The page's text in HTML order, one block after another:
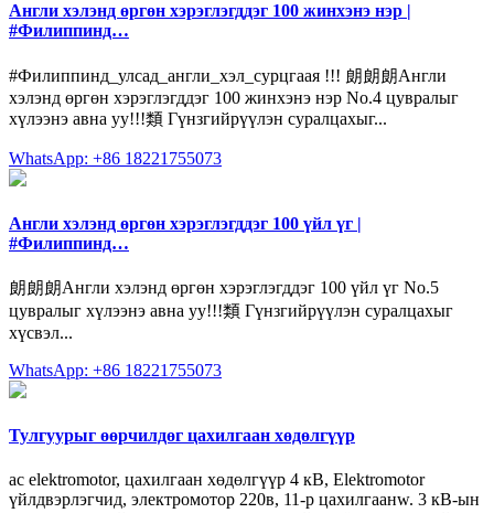
Англи хэлэнд өргөн хэрэглэгддэг 100 жинхэнэ нэр |
#Филиппинд…
#Филиппинд_улсад_англи_хэл_сурцгаая !!! 朗朗朗Англи
хэлэнд өргөн хэрэглэгддэг 100 жинхэнэ нэр No.4 цувралыг
хүлээнэ авна уу!!!類 Гүнзгийрүүлэн суралцахыг...
WhatsApp: +86 18221755073
Англи хэлэнд өргөн хэрэглэгддэг 100 үйл үг |
#Филиппинд…
朗朗朗Англи хэлэнд өргөн хэрэглэгддэг 100 үйл үг No.5
цувралыг хүлээнэ авна уу!!!類 Гүнзгийрүүлэн суралцахыг
хүсвэл...
WhatsApp: +86 18221755073
Тулгуурыг өөрчилдөг цахилгаан хөдөлгүүр
ac elektromotor, цахилгаан хөдөлгүүр 4 кВ, Elektromotor
үйлдвэрлэгчид, электромотор 220в, 11-р цахилгаанw. 3 кВ-ын